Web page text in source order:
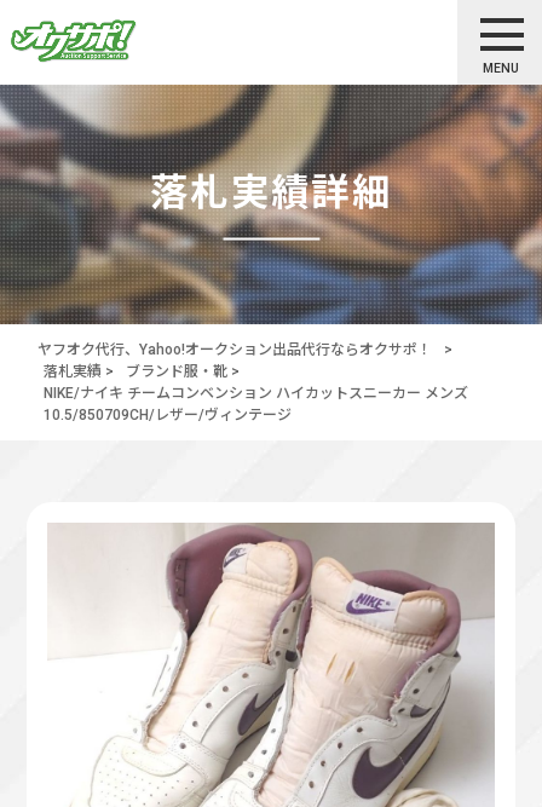
MENU
落札実績詳細
ヤフオク代行、Yahoo!オークション出品代行ならオクサポ！
>
落札実績 > ブランド服・靴 >
NIKE/ナイキ チームコンベンション ハイカットスニーカー メンズ
10.5/850709CH/レザー/ヴィンテージ